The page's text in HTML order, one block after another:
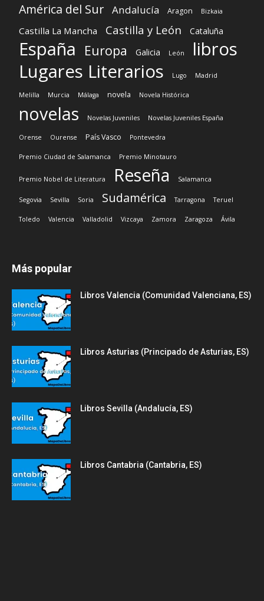
América del Sur Andalucía Aragon Bizkaia
Castilla La Mancha Castilla y León Cataluña
España Europa Galicia León
libros
Lugares Literarios
Lugo Madrid
Melilla Murcia Málaga novela Novela Histórica
novelas Novelas Juveniles Novelas Juveniles España
Orense Ourense País Vasco Pontevedra
Premio Ciudad de Salamanca Premio Minotauro
Premio Nobel de Literatura Reseña Salamanca
Segovia Sevilla Soria Sudamérica Tarragona Teruel
Toledo Valencia Valladolid Vizcaya Zamora Zaragoza Ávila
Más popular
Libros Valencia (Comunidad Valenciana, ES)
Libros Asturias (Principado de Asturias, ES)
Libros Sevilla (Andalucía, ES)
Libros Cantabria (Cantabria, ES)